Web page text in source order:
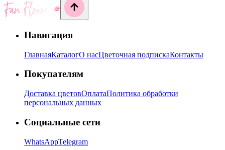
Навигация
ГлавнаяКаталогО насЦветочная подпискаКонтакты
Покупателям
Доставка цветовОплатаПолитика обработки
персональных данных
Социальные сети
WhatsAppTelegram